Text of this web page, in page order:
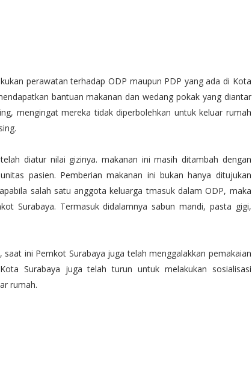
perawatan terhadap ODP maupun PDP yang ada di Kota
bantuan makanan dan wedang pokak yang diantar
mengingat mereka tidak diperbolehkan untuk keluar rumah
diatur nilai gizinya. makanan ini masih ditambah dengan
pasien. Pemberian makanan ini bukan hanya ditujukan
salah satu anggota keluarga tmasuk dalam ODP, maka
Surabaya. Termasuk didalamnya sabun mandi, pasta gigi,
ini Pemkot Surabaya juga telah menggalakkan pemakaian
Surabaya juga telah turun untuk melakukan sosialisasi
rumah.